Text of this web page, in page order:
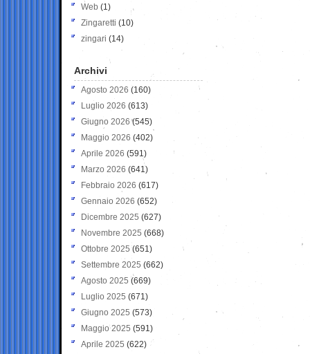
Web (1)
Zingaretti (10)
zingari (14)
Archivi
Agosto 2026 (160)
Luglio 2026 (613)
Giugno 2026 (545)
Maggio 2026 (402)
Aprile 2026 (591)
Marzo 2026 (641)
Febbraio 2026 (617)
Gennaio 2026 (652)
Dicembre 2025 (627)
Novembre 2025 (668)
Ottobre 2025 (651)
Settembre 2025 (662)
Agosto 2025 (669)
Luglio 2025 (671)
Giugno 2025 (573)
Maggio 2025 (591)
Aprile 2025 (622)